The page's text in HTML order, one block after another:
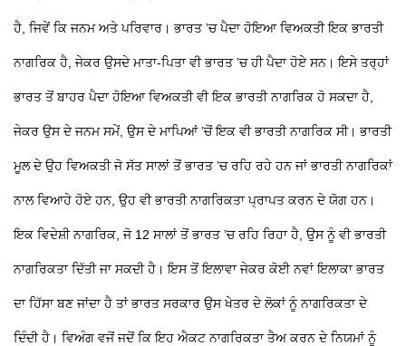
ਹੈ, ਜਿਵੇਂ ਕਿ ਜਨਮ ਅਤੇ ਪਰਿਵਾਰ। ਭਾਰਤ ’ਚ ਪੈਦਾ ਹੋਇਆ ਵਿਅਕਤੀ ਇਕ ਭਾਰਤੀ
ਨਾਗਰਿਕ ਹੈ, ਜੇਕਰ ਉਸਦੇ ਮਾਤਾ-ਪਿਤਾ ਵੀ ਭਾਰਤ ’ਚ ਹੀ ਪੈਦਾ ਹੋਏ ਸਨ। ਇਸੇ ਤਰ੍ਹਾਂ
ਭਾਰਤ ਤੋਂ ਬਾਹਰ ਪੈਦਾ ਹੋਇਆ ਵਿਅਕਤੀ ਵੀ ਇਕ ਭਾਰਤੀ ਨਾਗਰਿਕ ਹੋ ਸਕਦਾ ਹੈ,
ਜੇਕਰ ਉਸ ਦੇ ਜਨਮ ਸਮੇਂ, ਉਸ ਦੇ ਮਾਪਿਆਂ ’ਚੋਂ ਇਕ ਵੀ ਭਾਰਤੀ ਨਾਗਰਿਕ ਸੀ। ਭਾਰਤੀ
ਮੂਲ ਦੇ ਉਹ ਵਿਅਕਤੀ ਜੋ ਸੱਤ ਸਾਲਾਂ ਤੋਂ ਭਾਰਤ ’ਚ ਰਹਿ ਰਹੇ ਹਨ ਜਾਂ ਭਾਰਤੀ ਨਾਗਰਿਕਾਂ
ਨਾਲ ਵਿਆਹੇ ਹੋਏ ਹਨ, ਉਹ ਵੀ ਭਾਰਤੀ ਨਾਗਰਿਕਤਾ ਪ੍ਰਾਪਤ ਕਰਨ ਦੇ ਯੋਗ ਹਨ।
ਇਕ ਵਿਦੇਸ਼ੀ ਨਾਗਰਿਕ, ਜੋ 12 ਸਾਲਾਂ ਤੋਂ ਭਾਰਤ ’ਚ ਰਹਿ ਰਿਹਾ ਹੈ, ਉਸ ਨੂੰ ਵੀ ਭਾਰਤੀ
ਨਾਗਰਿਕਤਾ ਦਿੱਤੀ ਜਾ ਸਕਦੀ ਹੈ। ਇਸ ਤੋਂ ਇਲਾਵਾ ਜੇਕਰ ਕੋਈ ਨਵਾਂ ਇਲਾਕਾ ਭਾਰਤ
ਦਾ ਹਿੱਸਾ ਬਣ ਜਾਂਦਾ ਹੈ ਤਾਂ ਭਾਰਤ ਸਰਕਾਰ ਉਸ ਖੇਤਰ ਦੇ ਲੋਕਾਂ ਨੂੰ ਨਾਗਰਿਕਤਾ ਦੇ
ਦਿੰਦੀ ਹੈ। ਵਿਅੰਗ ਵਜੋਂ ਜਦੋਂ ਕਿ ਇਹ ਐਕਟ ਨਾਗਰਿਕਤਾ ਤੈਅ ਕਰਨ ਦੇ ਨਿਯਮਾਂ ਨੂੰ